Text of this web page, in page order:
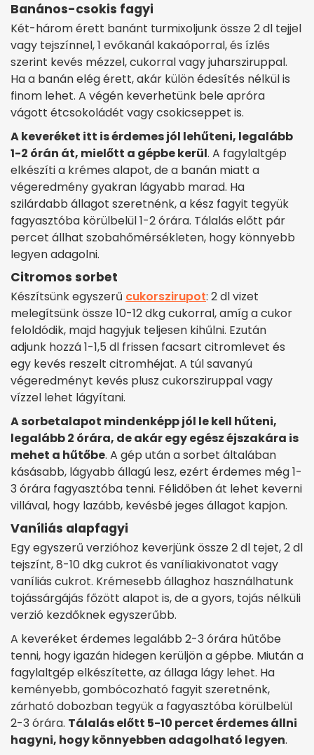
Banános-csokis fagyi
Két-három érett banánt turmixoljunk össze 2 dl tejjel
vagy tejszínnel, 1 evőkanál kakaóporral, és ízlés
szerint kevés mézzel, cukorral vagy juharsziruppal.
Ha a banán elég érett, akár külön édesítés nélkül is
finom lehet. A végén keverhetünk bele apróra
vágott étcsokoládét vagy csokicseppet is.
A keveréket itt is érdemes jól lehűteni, legalább
1-2 órán át, mielőtt a gépbe kerül. A fagylaltgép
elkészíti a krémes alapot, de a banán miatt a
végeredmény gyakran lágyabb marad. Ha
szilárdabb állagot szeretnénk, a kész fagyit tegyük
fagyasztóba körülbelül 1-2 órára. Tálalás előtt pár
percet állhat szobahőmérsékleten, hogy könnyebb
legyen adagolni.
Citromos sorbet
Készítsünk egyszerű cukorszirupot: 2 dl vizet
melegítsünk össze 10-12 dkg cukorral, amíg a cukor
feloldódik, majd hagyjuk teljesen kihűlni. Ezután
adjunk hozzá 1-1,5 dl frissen facsart citromlevet és
egy kevés reszelt citromhéjat. A túl savanyú
végeredményt kevés plusz cukorsziruppal vagy
vízzel lehet lágyítani.
A sorbetalapot mindenképp jól le kell hűteni,
legalább 2 órára, de akár egy egész éjszakára is
mehet a hűtőbe. A gép után a sorbet általában
kásásabb, lágyabb állagú lesz, ezért érdemes még 1-
3 órára fagyasztóba tenni. Félidőben át lehet keverni
villával, hogy lazább, kevésbé jeges állagot kapjon.
Vaníliás alapfagyi
Egy egyszerű verzióhoz keverjünk össze 2 dl tejet, 2 dl
tejszínt, 8-10 dkg cukrot és vaníliakivonatot vagy
vaníliás cukrot. Krémesebb állaghoz használhatunk
tojássárgájás főzött alapot is, de a gyors, tojás nélküli
verzió kezdőknek egyszerűbb.
A keveréket érdemes legalább 2-3 órára hűtőbe
tenni, hogy igazán hidegen kerüljön a gépbe. Miután a
fagylaltgép elkészítette, az állaga lágy lehet. Ha
keményebb, gombócozható fagyit szeretnénk,
zárható dobozban tegyük a fagyasztóba körülbelül
2-3 órára. Tálalás előtt 5-10 percet érdemes állni
hagyni, hogy könnyebben adagolható legyen.